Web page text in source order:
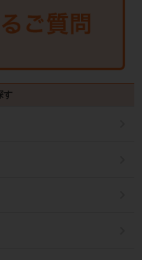
す